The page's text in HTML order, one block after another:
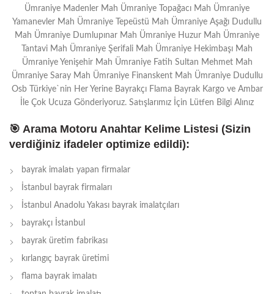
Ümraniye Madenler Mah Ümraniye Topağacı Mah Ümraniye
Yamanevler Mah Ümraniye Tepeüstü Mah Ümraniye Aşağı Dudullu
Mah Ümraniye Dumlupınar Mah Ümraniye Huzur Mah Ümraniye
Tantavi Mah Ümraniye Şerifali Mah Ümraniye Hekimbaşı Mah
Ümraniye Yenişehir Mah Ümraniye Fatih Sultan Mehmet Mah
Ümraniye Saray Mah Ümraniye Finanskent Mah Ümraniye Dudullu
Osb Türkiye`nin Her Yerine Bayrakçı Flama Bayrak Kargo ve Ambar
İle Çok Ucuza Gönderiyoruz. Satışlarımız İçin Lütfen Bilgi Alınız
🎯 Arama Motoru Anahtar Kelime Listesi (Sizin
verdiğiniz ifadeler optimize edildi):
bayrak imalatı yapan firmalar
İstanbul bayrak firmaları
İstanbul Anadolu Yakası bayrak imalatçıları
bayrakçı İstanbul
bayrak üretim fabrikası
kırlangıç bayrak üretimi
flama bayrak imalatı